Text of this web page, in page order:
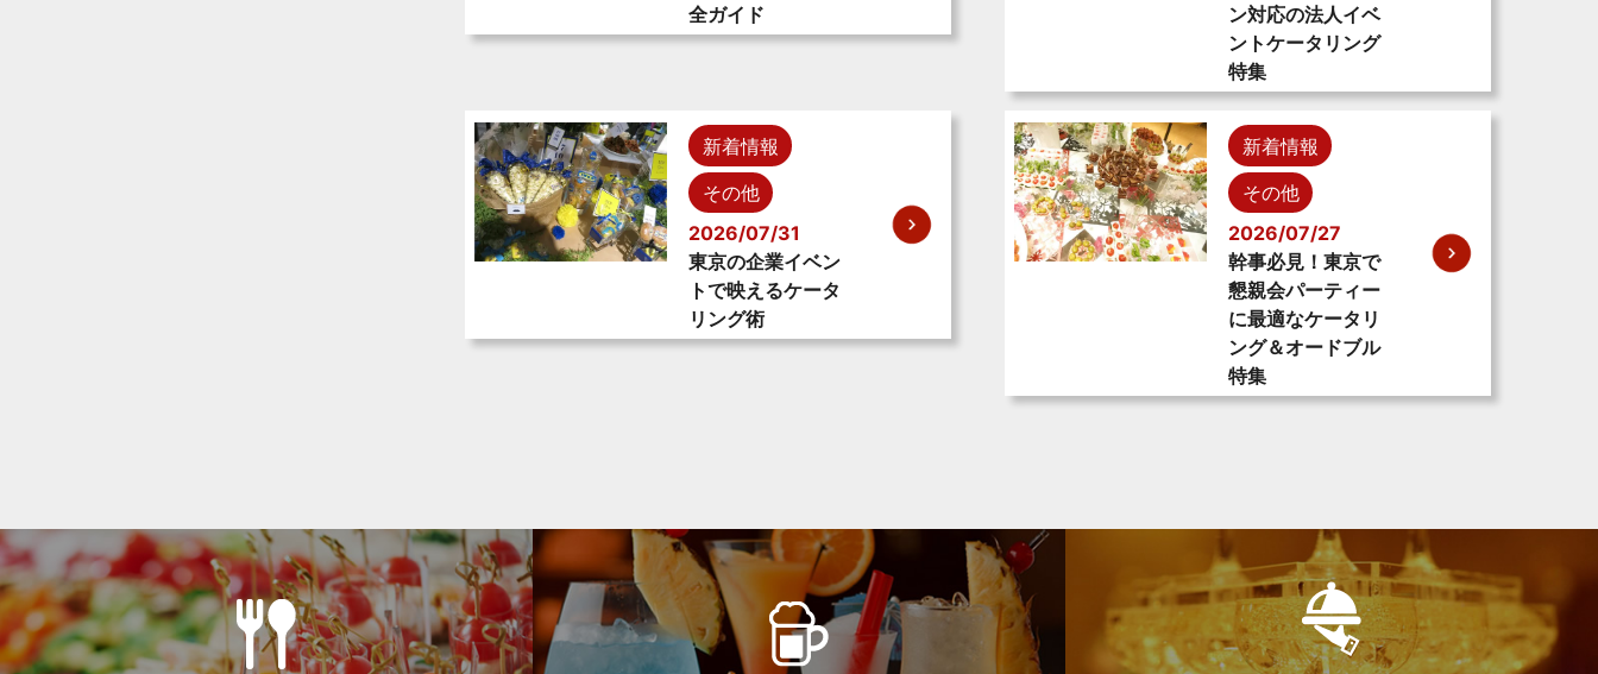
全ガイド
ン対応の法人イベ
ントケータリング
特集
新着情報
その他
2026/07/31
東京の企業イベン
トで映えるケータ
リング術
新着情報
その他
2026/07/27
幹事必見！東京で
懇親会パーティー
に最適なケータリ
ング＆オードブル
特集